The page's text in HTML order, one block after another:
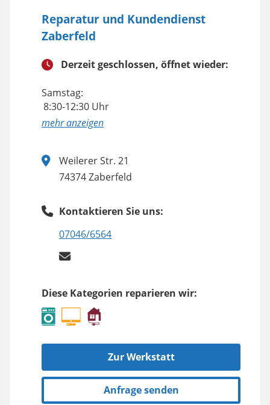
Reparatur und Kundendienst
Zaberfeld
Derzeit geschlossen, öffnet wieder:
Samstag:
8:30-12:30 Uhr
anzeigen
Weilerer Str. 21
74374 Zaberfeld
Kontaktieren Sie uns:
07046/6564
Diese Kategorien reparieren wir:
Zur Werkstatt
Anfrage senden